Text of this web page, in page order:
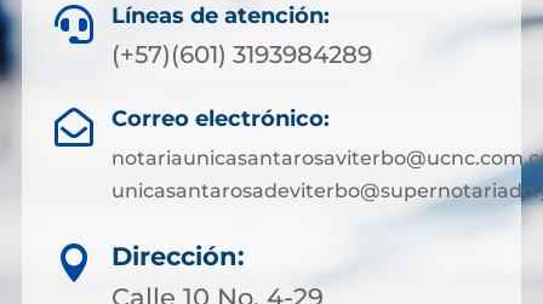
 Líneas de atención:
(+57)(601) 3193984289
 Correo electrónico:

Dirección:
Calle 10 No. 4-29